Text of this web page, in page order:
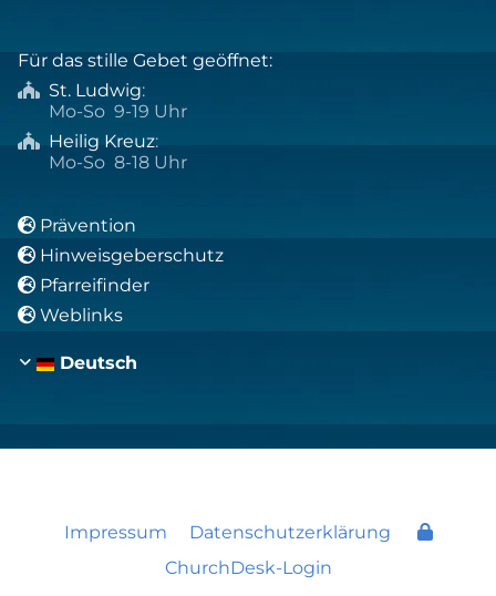
Für das stille Gebet geöffnet:
 St. Ludwig:
Mo-So 9-19 Uhr
 Heilig Kreuz:
Mo-So 8-18 Uhr
 Prävention
 Hinweisgeberschutz
 Pfarreifinder
 Weblinks
Deutsch
Impressum
Datenschutzerklärung
ChurchDesk-Login